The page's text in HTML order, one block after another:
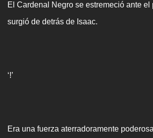
El Cardenal Negro se estremeció ante el
surgió de detrás de Isaac.
‘!’
Era una fuerza aterradoramente